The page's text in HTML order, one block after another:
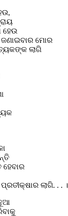
ହେଉ
ମୋର
ଲାଗି
ଲାଗି. . . ।